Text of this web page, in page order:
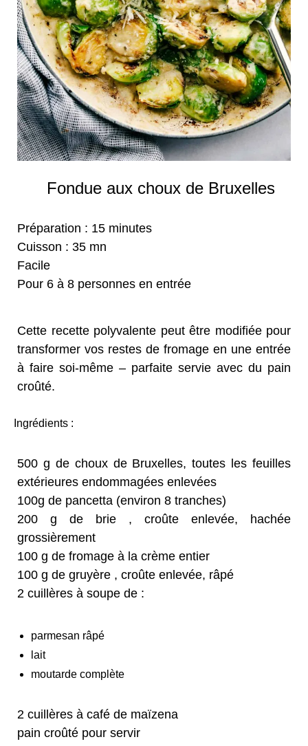
Fondue aux choux de Bruxelles
Préparation : 15 minutes
Cuisson : 35 mn
Facile
Pour 6 à 8 personnes en entrée
Cette recette polyvalente peut être modifiée pour
transformer vos restes de fromage en une entrée
à faire soi-même – parfaite servie avec du pain
croûté.
Ingrédients :
500 g de choux de Bruxelles, toutes les feuilles
extérieures endommagées enlevées
100g de pancetta (environ 8 tranches)
200 g de brie , croûte enlevée, hachée
grossièrement
100 g de fromage à la crème entier
100 g de gruyère , croûte enlevée, râpé
2 cuillères à soupe de :
parmesan râpé
lait
moutarde complète
2 cuillères à café de maïzena
pain croûté pour servir